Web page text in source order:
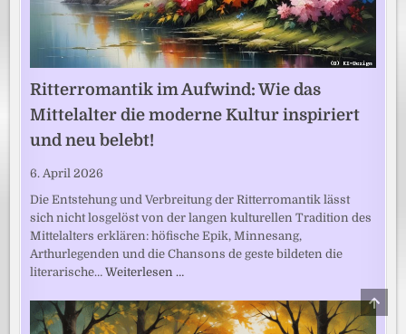
Ritterromantik im Aufwind: Wie das
Mittelalter die moderne Kultur inspiriert
und neu belebt!
6. April 2026
Die Entstehung und Verbreitung der Ritterromantik lässt
sich nicht losgelöst von der langen kulturellen Tradition des
Mittelalters erklären: höfische Epik, Minnesang,
Arthurlegenden und die Chansons de geste bildeten die
literarische…Weiterlesen …
TO